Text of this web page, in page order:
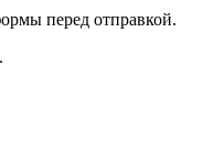
перед отправкой.